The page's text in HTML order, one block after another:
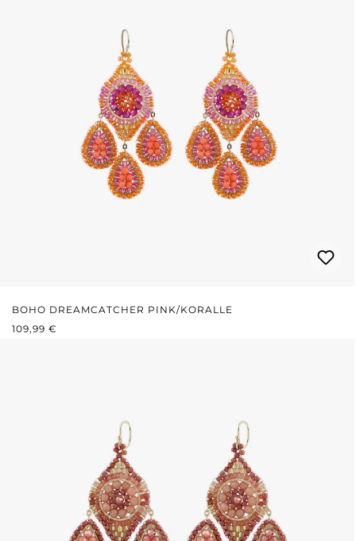
BOHO DREAMCATCHER PINK/KORALLE
REGULÄRER PREIS:
109,99 €